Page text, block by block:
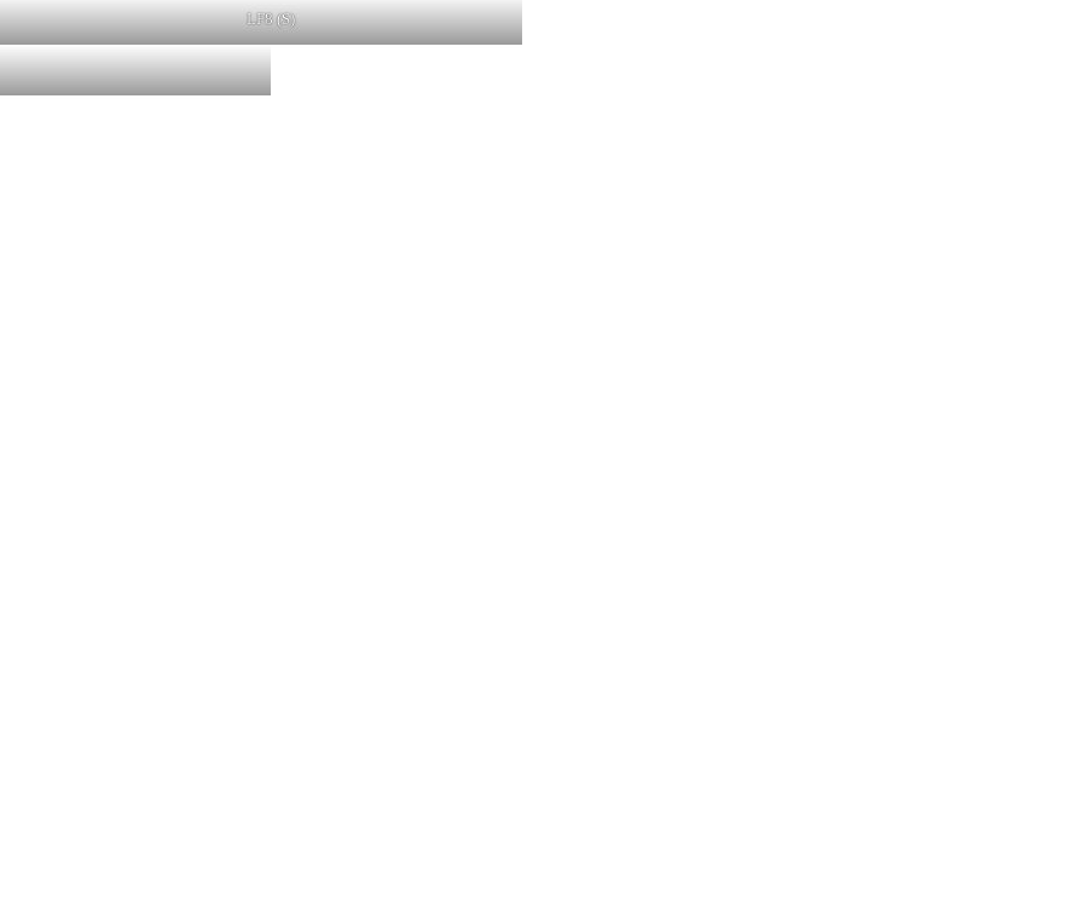
LF8 (S)